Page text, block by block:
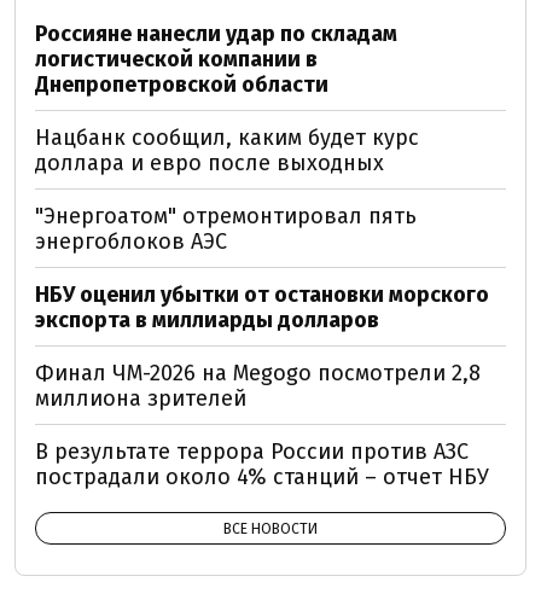
Россияне нанесли удар по складам
логистической компании в
Днепропетровской области
Нацбанк сообщил, каким будет курс
доллара и евро после выходных
"Энергоатом" отремонтировал пять
энергоблоков АЭС
НБУ оценил убытки от остановки морского
экспорта в миллиарды долларов
Финал ЧМ-2026 на Megogo посмотрели 2,8
миллиона зрителей
В результате террора России против АЗС
пострадали около 4% станций – отчет НБУ
ВСЕ НОВОСТИ